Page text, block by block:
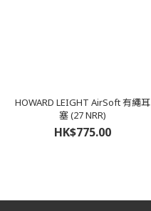
HOWARD LEIGHT AirSoft 有繩耳
塞 (27 NRR)
HK$775.00